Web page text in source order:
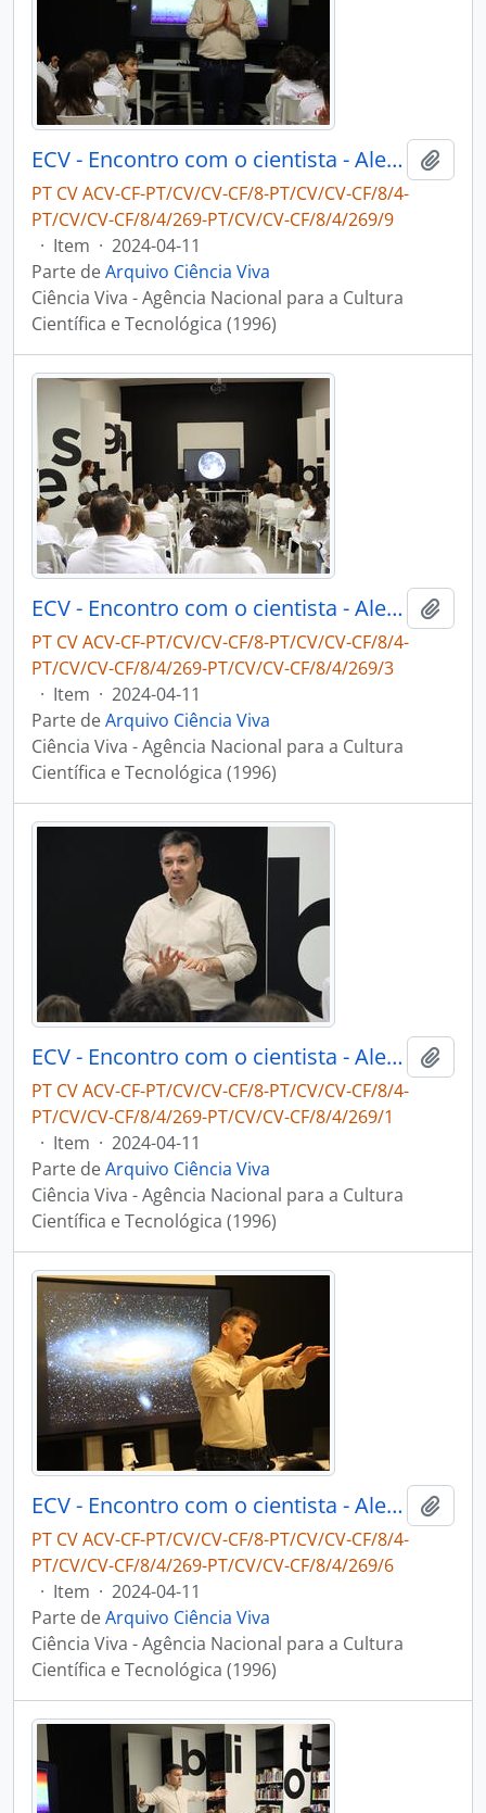
ECV - Encontro com o cientista - Alexandre Cabral
PT CV ACV-CF-PT/CV/CV-CF/8-PT/CV/CV-CF/8/4-
PT/CV/CV-CF/8/4/269-PT/CV/CV-CF/8/4/269/9
· Item · 2024-04-11
Parte deArquivo Ciência Viva
Ciência Viva - Agência Nacional para a Cultura
Científica e Tecnológica (1996)
ECV - Encontro com o cientista - Alexandre Cabral
PT CV ACV-CF-PT/CV/CV-CF/8-PT/CV/CV-CF/8/4-
PT/CV/CV-CF/8/4/269-PT/CV/CV-CF/8/4/269/3
· Item · 2024-04-11
Parte deArquivo Ciência Viva
Ciência Viva - Agência Nacional para a Cultura
Científica e Tecnológica (1996)
ECV - Encontro com o cientista - Alexandre Cabral
PT CV ACV-CF-PT/CV/CV-CF/8-PT/CV/CV-CF/8/4-
PT/CV/CV-CF/8/4/269-PT/CV/CV-CF/8/4/269/1
· Item · 2024-04-11
Parte deArquivo Ciência Viva
Ciência Viva - Agência Nacional para a Cultura
Científica e Tecnológica (1996)
ECV - Encontro com o cientista - Alexandre Cabral
PT CV ACV-CF-PT/CV/CV-CF/8-PT/CV/CV-CF/8/4-
PT/CV/CV-CF/8/4/269-PT/CV/CV-CF/8/4/269/6
· Item · 2024-04-11
Parte deArquivo Ciência Viva
Ciência Viva - Agência Nacional para a Cultura
Científica e Tecnológica (1996)